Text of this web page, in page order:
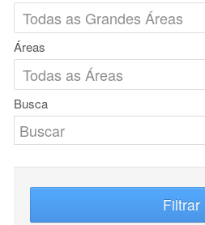
Áreas
Busca
Filtrar